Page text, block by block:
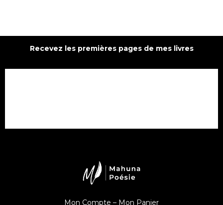
Recevez les premières pages de mes livres
Mon Compte – Mon Panier